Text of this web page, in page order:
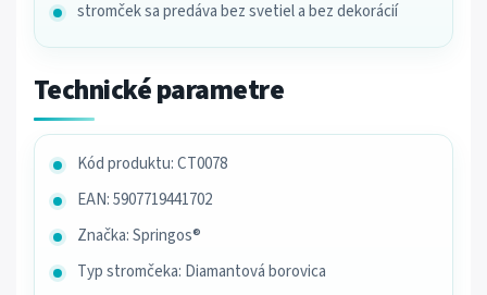
stromček sa predáva bez svetiel a bez dekorácií
Technické parametre
Kód produktu: CT0078
EAN: 5907719441702
Značka: Springos®
Typ stromčeka: Diamantová borovica